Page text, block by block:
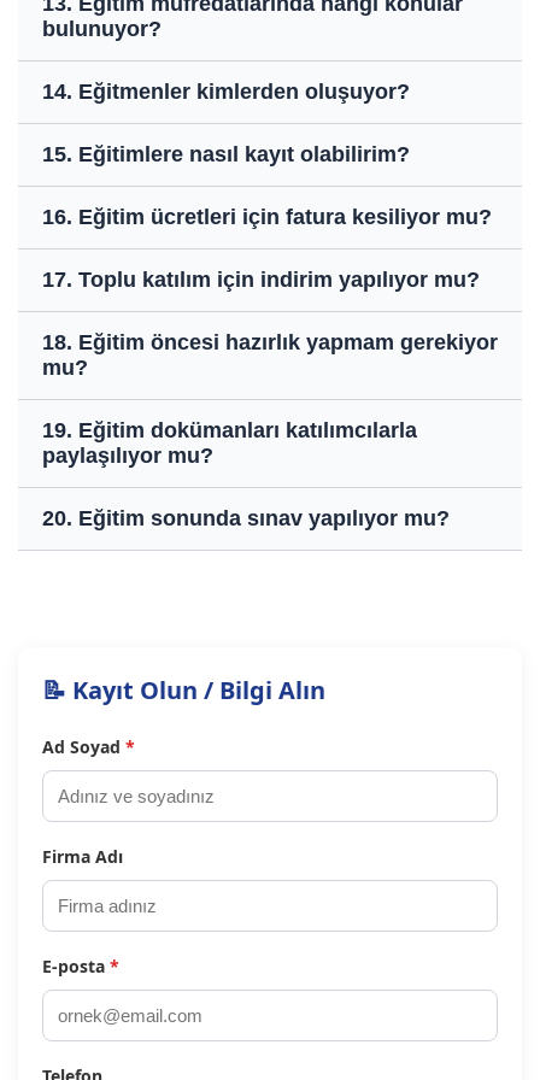
bulunuyor?
14. Eğitmenler kimlerden oluşuyor?
15. Eğitimlere nasıl kayıt olabilirim?
16. Eğitim ücretleri için fatura kesiliyor mu?
17. Toplu katılım için indirim yapılıyor mu?
18. Eğitim öncesi hazırlık yapmam gerekiyor
mu?
19. Eğitim dokümanları katılımcılarla
paylaşılıyor mu?
20. Eğitim sonunda sınav yapılıyor mu?
📝 Kayıt Olun / Bilgi Alın
Ad Soyad *
Firma Adı
E-posta *